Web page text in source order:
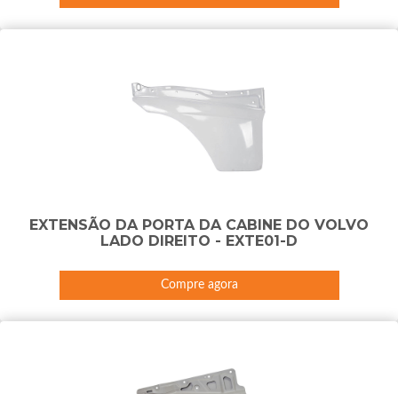
EXTENSÃO DA PORTA DA CABINE DO VOLVO
LADO DIREITO - EXTE01-D
Compre agora